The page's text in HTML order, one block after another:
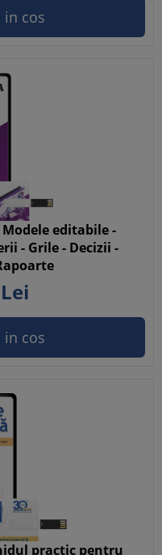
in cos
editabile -
- Grile - Decizii -
Lei
in cos
practic pentru